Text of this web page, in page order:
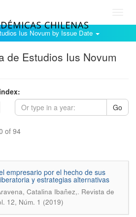
Ius Novum by Issue Date
de Estudios Ius Novum
Go
of 94
empresario por el hecho de sus
y estrategias alternativas
Catalina Ibañez,. Revista de
12, Núm. 1 (2019)